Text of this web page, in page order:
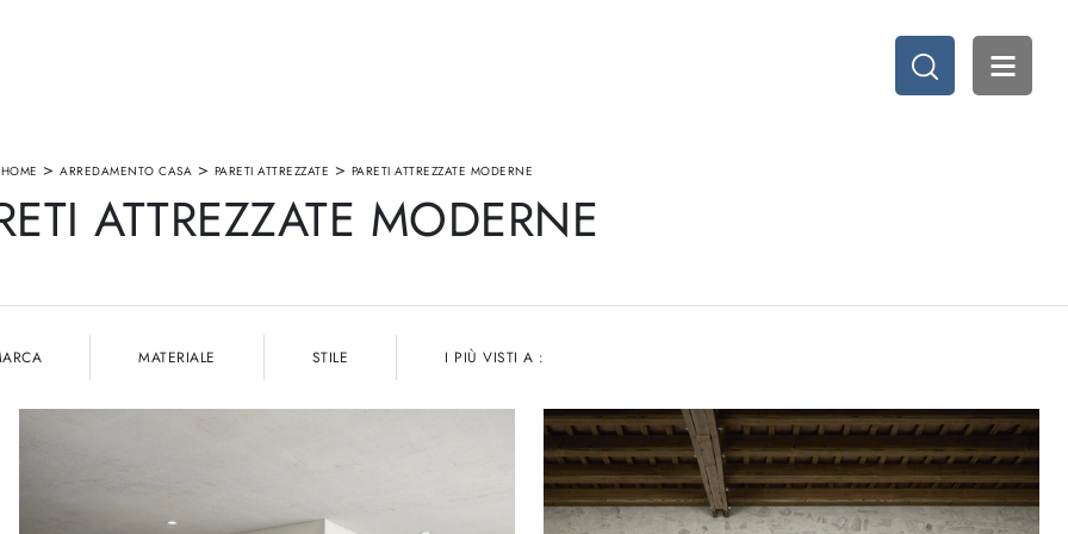
HOME >ARREDAMENTO CASA > PARETI ATTREZZATE > PARETI ATTREZZATE MODERNE
ATTREZZATE MODERNE
MATERIALE STILE I PIÙ VISTI A :